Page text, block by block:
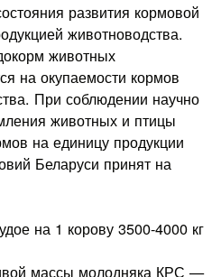
развития кормовой
животноводства.
животных
на окупаемости кормов
При соблюде­нии научно
животных и птицы
на единицу продукции
Беларуси принят на
на 1 корову 3500-4000 кг
массы молодняка КРС —